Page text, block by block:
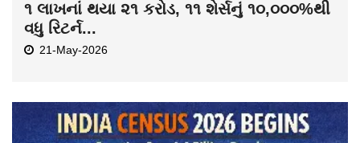
૧ લાખનાં થયા ૨૧ કરોડ, ૧૧ શેર્સનું ૧૦,૦૦૦%થી
વધુ રિટર્ન...
21-May-2026